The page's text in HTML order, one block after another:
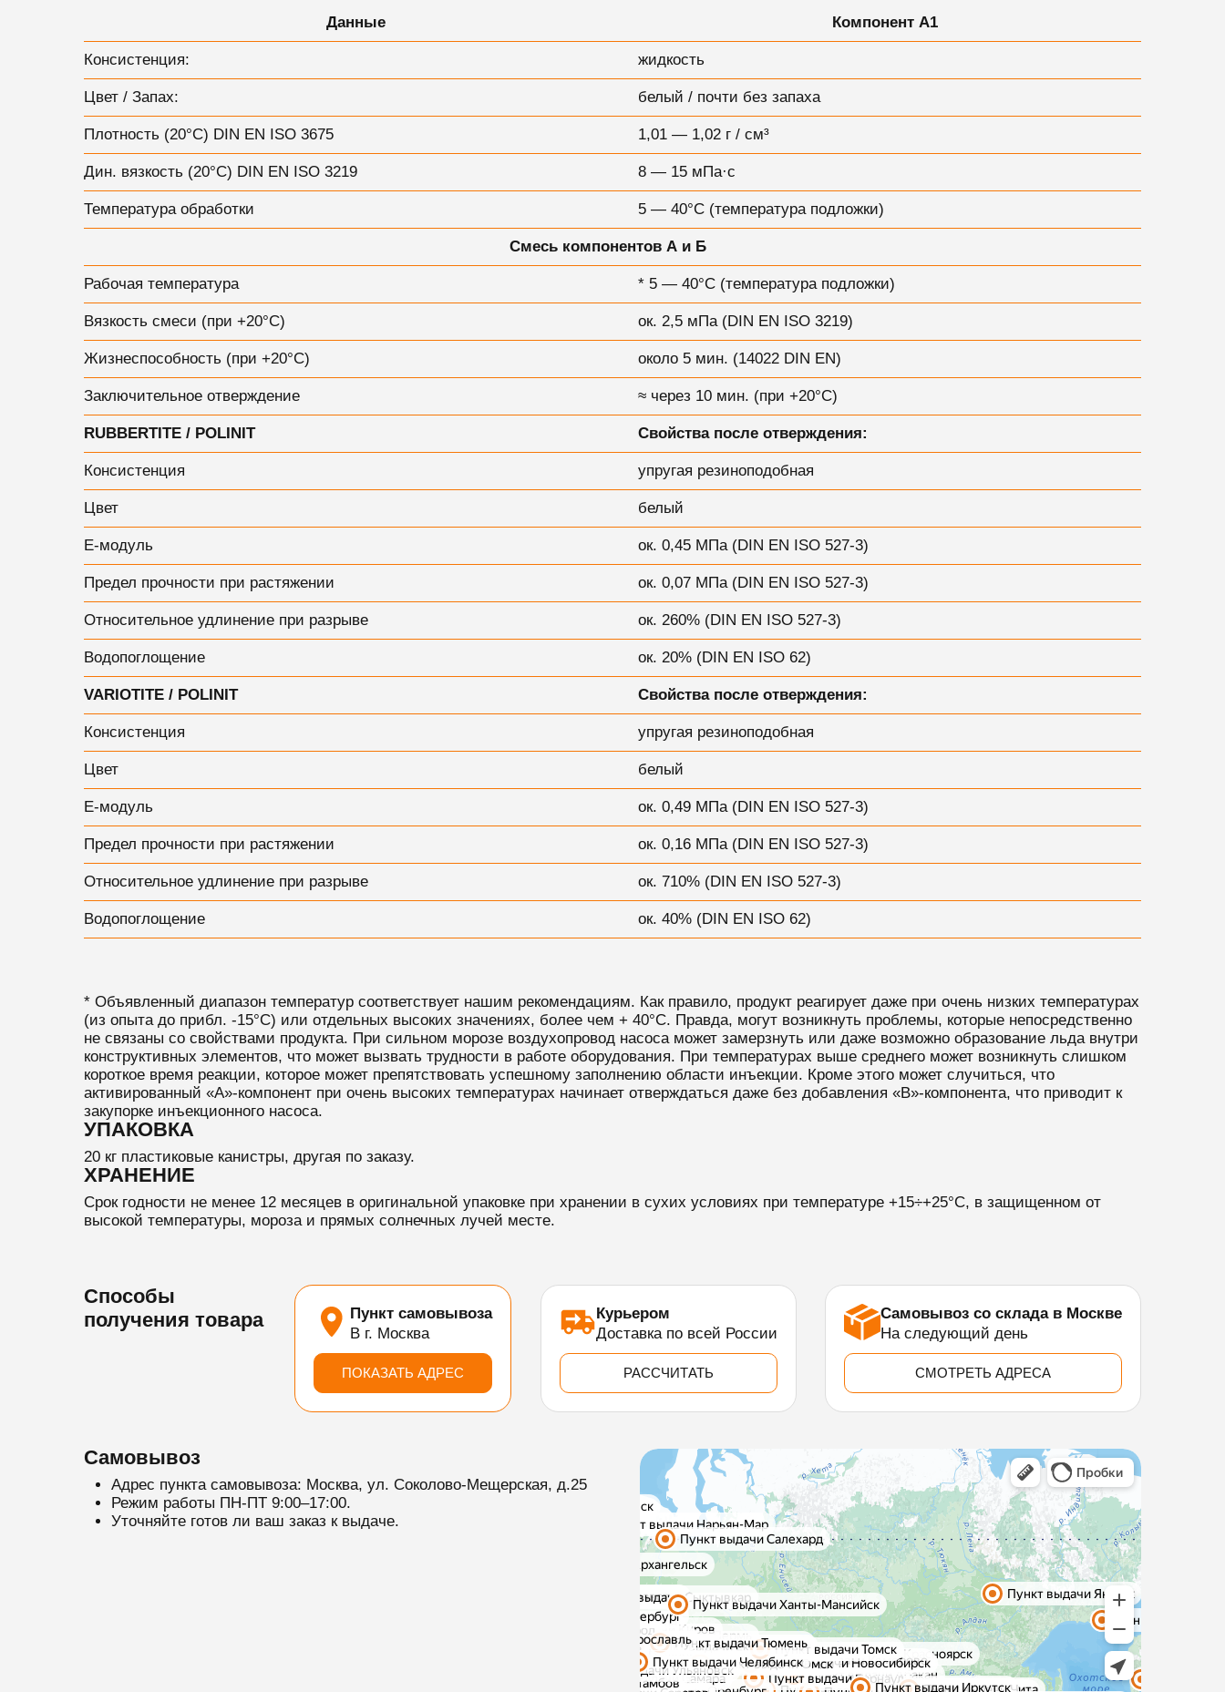
Данные Компонент А1
Консистенция: жидкость
Цвет / Запах: белый / почти без запаха
Плотность (20°С) DIN EN ISO 3675 1,01 — 1,02 г / см³
Дин. вязкость (20°С) DIN EN ISO 3219 8 — 15 мПа·с
Температура обработки 5 — 40°С (температура подложки)
Смесь компонентов А и Б
Рабочая температура * 5 — 40°C (температура подложки)
Вязкость смеси (при +20°С) ок. 2,5 мПа (DIN EN ISO 3219)
Жизнеспособность (при +20°С) около 5 мин. (14022 DIN EN)
Заключительное отверждение ≈ через 10 мин. (при +20°С)
RUBBERTITE / POLINIT Свойства после отверждения:
Консистенция упругая резиноподобная
Цвет белый
Е-модуль ок. 0,45 МПа (DIN EN ISO 527-3)
Предел прочности при растяжении ок. 0,07 МПа (DIN EN ISO 527-3)
Относительное удлинение при разрыве ок. 260% (DIN EN ISO 527-3)
Водопоглощение ок. 20% (DIN EN ISO 62)
VARIOTITE / POLINIT Свойства после отверждения:
Консистенция упругая резиноподобная
Цвет белый
Е-модуль ок. 0,49 МПа (DIN EN ISO 527-3)
Предел прочности при растяжении ок. 0,16 МПа (DIN EN ISO 527-3)
Относительное удлинение при разрыве ок. 710% (DIN EN ISO 527-3)
Водопоглощение ок. 40% (DIN EN ISO 62)
* Объявленный диапазон температур соответствует нашим рекомендациям. Как правило, продукт реагирует даже при очень низких температурах
(из опыта до прибл. -15°C) или отдельных высоких значениях, более чем + 40°С. Правда, могут возникнуть проблемы, которые непосредственно
не связаны со свойствами продукта. При сильном морозе воздухопровод насоса может замерзнуть или даже возможно образование льда внутри
конструктивных элементов, что может вызвать трудности в работе оборудования. При температурах выше среднего может возникнуть слишком
короткое время реакции, которое может препятствовать успешному заполнению области инъекции. Кроме этого может случиться, что
активированный «А»-компонент при очень высоких температурах начинает отверждаться даже без добавления «B»-компонента, что приводит к
закупорке инъекционного насоса.
УПАКОВКА
20 кг пластиковые канистры, другая по заказу.
ХРАНЕНИЕ
Срок годности не менее 12 месяцев в оригинальной упаковке при хранении в сухих условиях при температуре +15÷+25°С, в защищенном от
высокой температуры, мороза и прямых солнечных лучей месте.
Способы
получения товара
Пункт самовывоза
В г. Москва
ПОКАЗАТЬ АДРЕС
Курьером
Доставка по всей России
РАССЧИТАТЬ
Самовывоз со склада в Москве
На следующий день
СМОТРЕТЬ АДРЕСА
Самовывоз
Адрес пункта самовывоза: Москва, ул. Соколово-Мещерская, д.25
Режим работы ПН-ПТ 9:00–17:00.
Уточняйте готов ли ваш заказ к выдаче.